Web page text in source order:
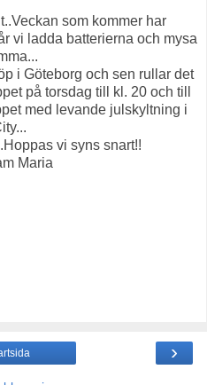
som kommer har
vi ladda batterierna och mysa
i Göteborg och sen rullar det
på torsdag till kl. 20 och till
med levande julskyltning i
vi syns snart!!
Maria
›